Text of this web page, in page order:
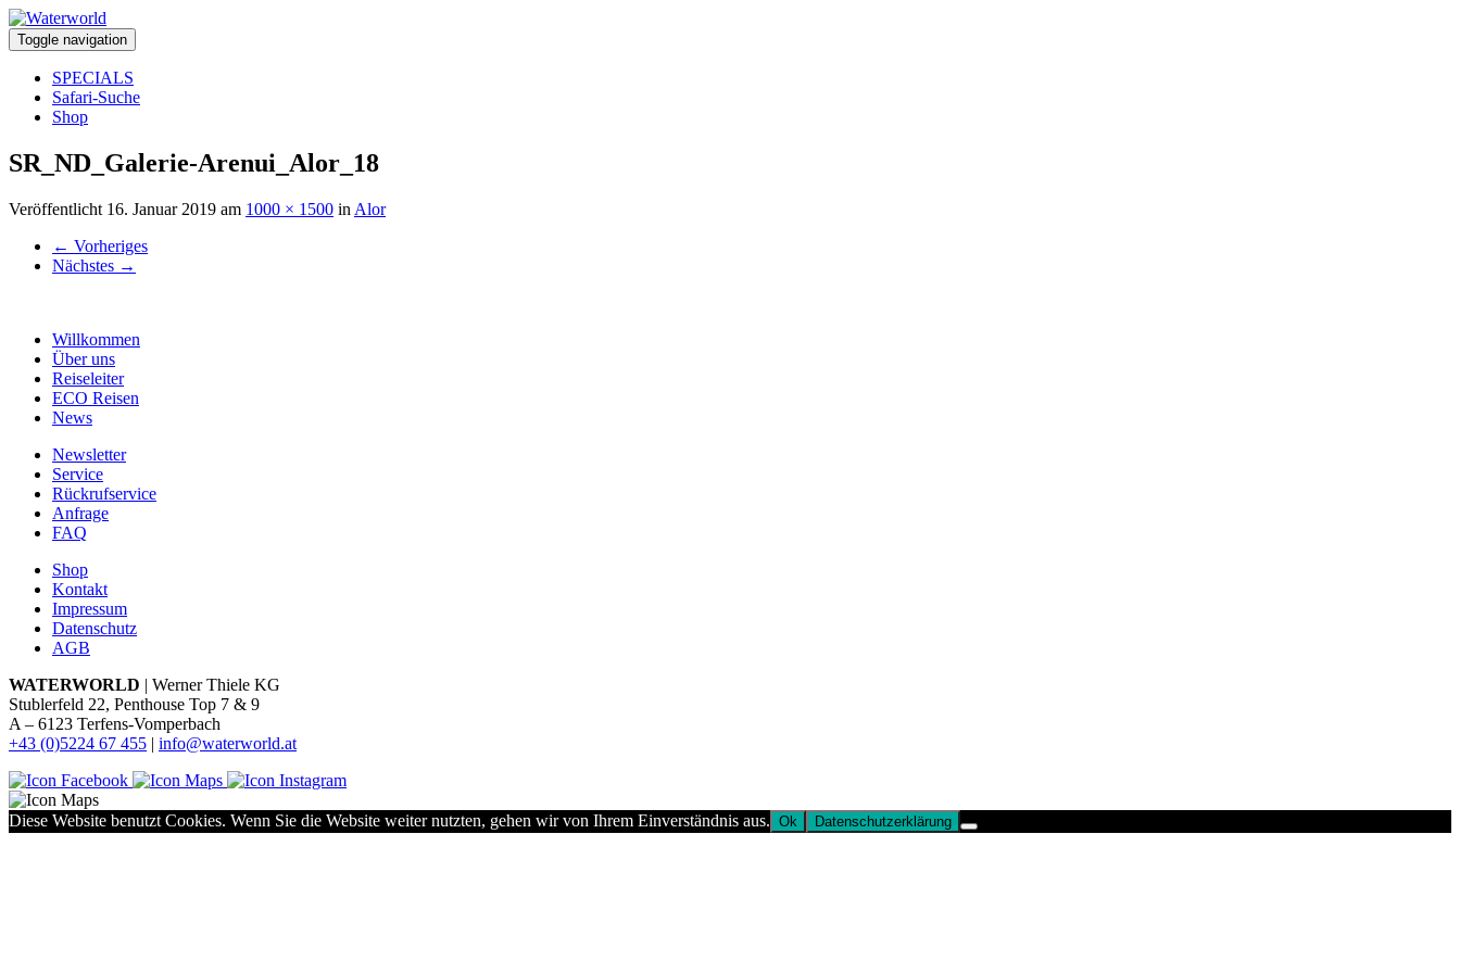
Toggle navigation
SPECIALS
Safari-Suche
Shop
SR_ND_Galerie-Arenui_Alor_18
Veröffentlicht 16. Januar 2019 am 1000 × 1500 in Alor
← Vorheriges
Nächstes →
Willkommen
Über uns
Reiseleiter
ECO Reisen
News
Newsletter
Service
Rückrufservice
Anfrage
FAQ
Shop
Kontakt
Impressum
Datenschutz
AGB
WATERWORLD | Werner Thiele KG
Stublerfeld 22, Penthouse Top 7 & 9
A – 6123 Terfens-Vomperbach
+43 (0)5224 67 455 | info@waterworld.at
Diese Website benutzt Cookies. Wenn Sie die Website weiter nutzten, gehen wir von Ihrem Einverständnis aus. Ok Datenschutzerklärung